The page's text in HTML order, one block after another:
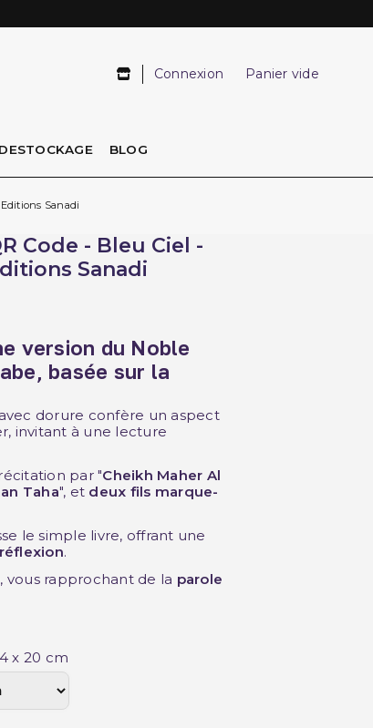
Connexion Panier vide
DESTOCKAGE BLOG
Sanadi
Code - Bleu Ciel -
Sanadi
version du Noble
basée sur la
dorure confère un aspect
invitant à une lecture
par "Cheikh Maher Al
Taha", et deux fils marque-
le simple livre, offrant une
réflexion.
vous rapprochant de la parole
x 20 cm